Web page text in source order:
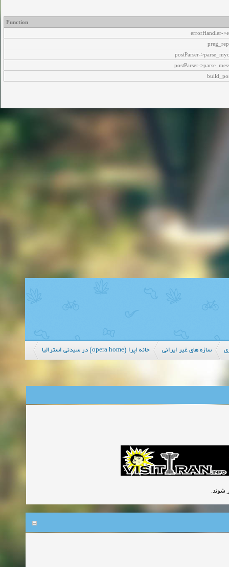
Function
errorHandler-
postParser-
postParser-
سازه های غیر ایرانی خانه اپرا (opera home) در سیدنی استرالیا
شوند.